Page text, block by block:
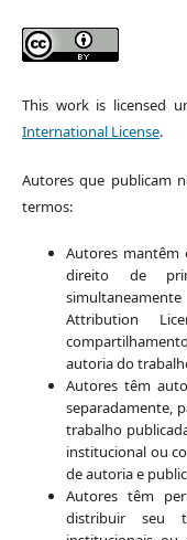
This work is licensed
International License.
Autores que publicam
termos:
Autores mantêm
direito de
Attribution
autoria do
Autores têm
separadamente,
trabalho
institucional ou
de autoria e
Autores têm
distribuir seu